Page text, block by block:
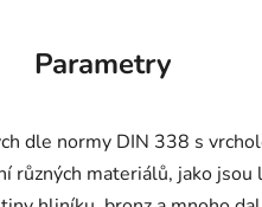
Parametry
dle normy DIN 338 s
materiálů, jako jsou